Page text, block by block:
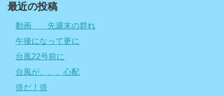
最近の投稿
動画 先週末の群れ
午後になって更に
台風22号前に
台風が、、、心配
倍だ！倍